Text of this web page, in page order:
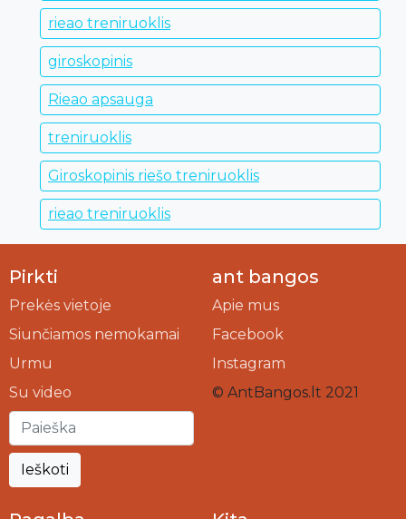
rieao treniruoklis
giroskopinis
Rieao apsauga
treniruoklis
Giroskopinis riešo treniruoklis
rieao treniruoklis
Pirkti
Prekės vietoje
Siunčiamos nemokamai
Urmu
Su video
Ieškoti
ant bangos
Apie mus
Facebook
Instagram
© AntBangos.lt 2021